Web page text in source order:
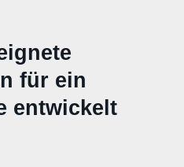
für ein
entwickelt